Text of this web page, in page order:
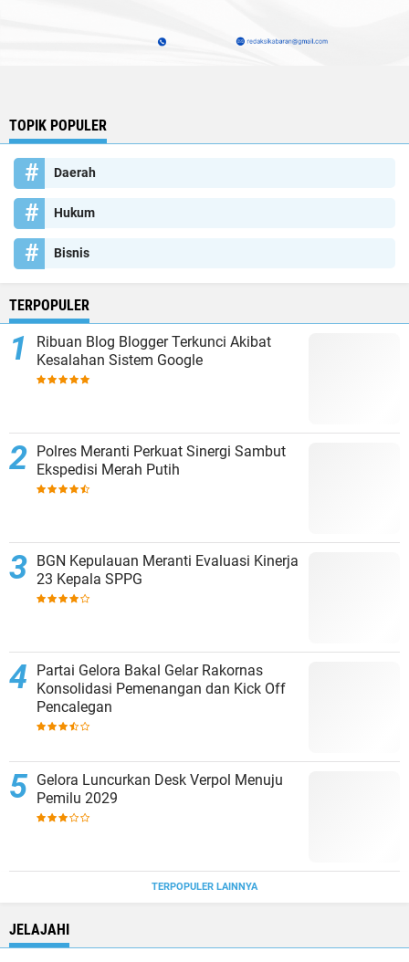
TOPIK POPULER
Daerah
Hukum
Bisnis
TERPOPULER
Ribuan Blog Blogger Terkunci Akibat
Kesalahan Sistem Google
Polres Meranti Perkuat Sinergi Sambut
Ekspedisi Merah Putih
BGN Kepulauan Meranti Evaluasi Kinerja
23 Kepala SPPG
Partai Gelora Bakal Gelar Rakornas
Konsolidasi Pemenangan dan Kick Off
Pencalegan
Gelora Luncurkan Desk Verpol Menuju
Pemilu 2029
TERPOPULER LAINNYA
JELAJAHI